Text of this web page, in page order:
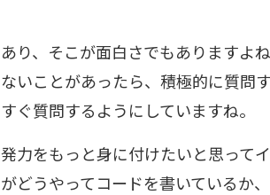
あり、そこが面白さでもありますよ
いことがあったら、積極的に質問
ぐ質問するようにしていますね。
力をもっと身に付けたいと思って
どうやってコードを書いているか